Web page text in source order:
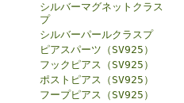
シルバーマグネットクラス
プ
シルバーパールクラスプ
ピアスパーツ（SV925）
フックピアス（SV925）
ポストピアス（SV925）
フープピアス（SV925）